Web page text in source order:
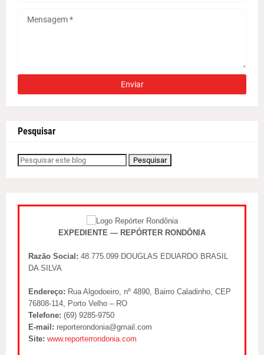
Pesquisar
EXPEDIENTE — REPÓRTER RONDÔNIA
Razão Social: 48.775.099 DOUGLAS EDUARDO BRASIL
DA SILVA
Endereço: Rua Algodoeiro, nº 4890, Bairro Caladinho, CEP
76808-114, Porto Velho – RO
Telefone: (69) 9285-9750
E-mail: reporterondonia@gmail.com
Site: www.reporterrondonia.com